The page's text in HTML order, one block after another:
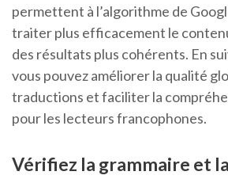
permettent à l’algorithme de
traiter plus efficacement le
des résultats plus cohérents. En
vous pouvez améliorer la qualité
traductions et faciliter la
pour les lecteurs francophones.
Vérifiez la grammaire et